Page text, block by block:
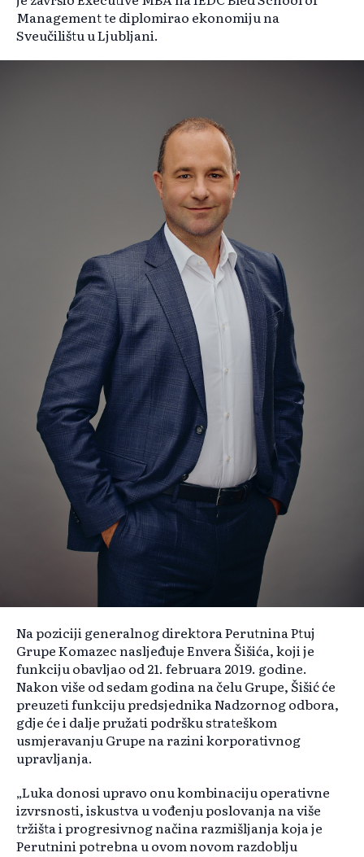
Management te diplomirao ekonomiju na
Sveučilištu u Ljubljani.
Na poziciji generalnog direktora Perutnina Ptuj
Grupe Komazec nasljeđuje Envera Šišića, koji je
funkciju obavljao od 21. februara 2019. godine.
Nakon više od sedam godina na čelu Grupe, Šišić će
preuzeti funkciju predsjednika Nadzornog odbora,
gdje će i dalje pružati podršku strateškom
usmjeravanju Grupe na razini korporativnog
upravljanja.
„Luka donosi upravo onu kombinaciju operativne
izvrsnosti, iskustva u vođenju poslovanja na više
tržišta i progresivnog načina razmišljanja koja je
Perutnini potrebna u ovom novom razdoblju